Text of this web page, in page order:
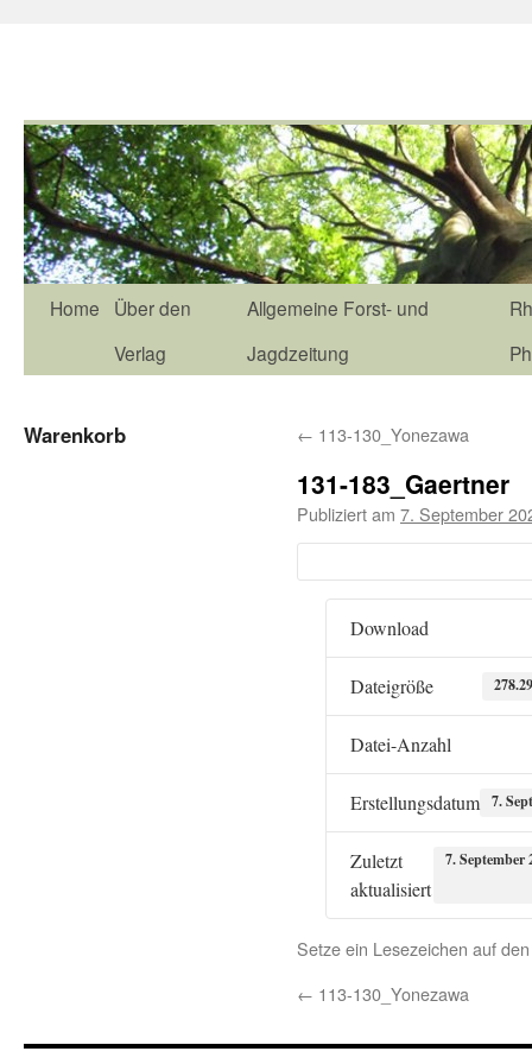
Home
Über den
Verlag
Allgemeine Forst- und
Jagdzeitung
← 113-130_Yonezawa
131-183_Gaertner
Publiziert am 7. September
Download
Dateigröße
Datei-Anzahl
Erstellungsdatum 7.
Zuletzt
aktualisiert
7. September
Setze ein Lesezeichen auf
← 113-130_Yonezawa
Warenkorb